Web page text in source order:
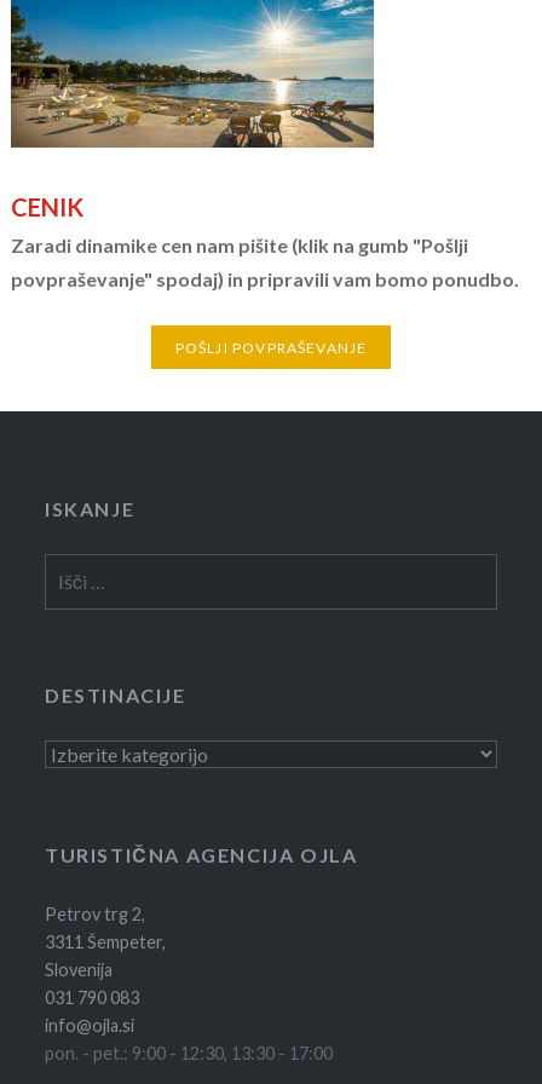
CENIK
Zaradi dinamike cen nam pišite (klik na gumb "Pošlji
povpraševanje" spodaj) in pripravili vam bomo ponudbo.
POŠLJI POVPRAŠEVANJE
ISKANJE
DESTINACIJE
Destinacije
TURISTIČNA AGENCIJA OJLA
Petrov trg 2,
3311 Šempeter,
Slovenija
031 790 083
info@ojla.si
pon. - pet.: 9:00 - 12:30, 13:30 - 17:00